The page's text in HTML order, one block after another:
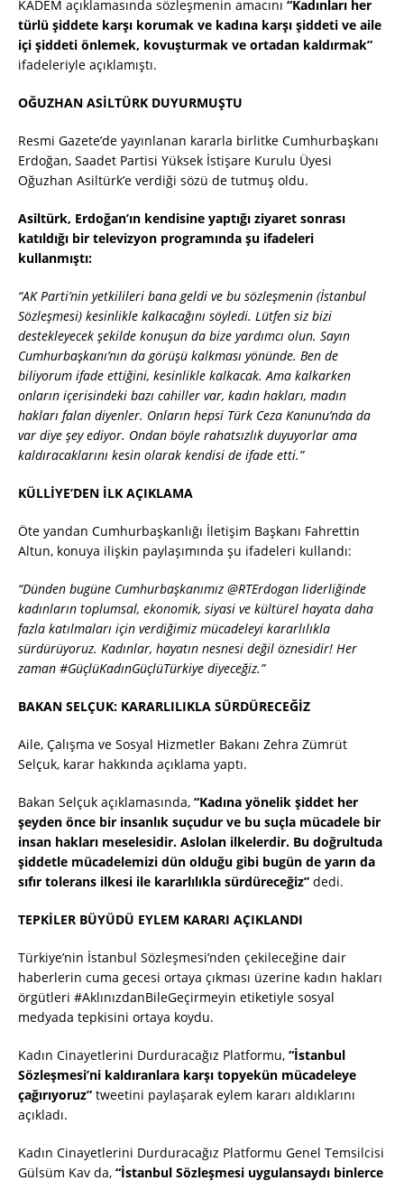
KADEM açıklamasında sözleşmenin amacını “Kadınları her
türlü şiddete karşı korumak ve kadına karşı şiddeti ve aile
içi şiddeti önlemek, kovuşturmak ve ortadan kaldırmak”
ifadeleriyle açıklamıştı.
OĞUZHAN ASİLTÜRK DUYURMUŞTU
Resmi Gazete’de yayınlanan kararla birlitke Cumhurbaşkanı
Erdoğan, Saadet Partisi Yüksek İstişare Kurulu Üyesi
Oğuzhan Asiltürk’e verdiği sözü de tutmuş oldu.
Asiltürk, Erdoğan’ın kendisine yaptığı ziyaret sonrası
katıldığı bir televizyon programında şu ifadeleri
kullanmıştı:
“AK Parti’nin yetkilileri bana geldi ve bu sözleşmenin (İstanbul
Sözleşmesi) kesinlikle kalkacağını söyledi. Lütfen siz bizi
destekleyecek şekilde konuşun da bize yardımcı olun. Sayın
Cumhurbaşkanı’nın da görüşü kalkması yönünde. Ben de
biliyorum ifade ettiğini, kesinlikle kalkacak. Ama kalkarken
onların içerisindeki bazı cahiller var, kadın hakları, madın
hakları falan diyenler. Onların hepsi Türk Ceza Kanunu’nda da
var diye şey ediyor. Ondan böyle rahatsızlık duyuyorlar ama
kaldıracaklarını kesin olarak kendisi de ifade etti.”
KÜLLİYE’DEN İLK AÇIKLAMA
Öte yandan Cumhurbaşkanlığı İletişim Başkanı Fahrettin
Altun, konuya ilişkin paylaşımında şu ifadeleri kullandı:
“Dünden bugüne Cumhurbaşkanımız @RTErdogan liderliğinde
kadınların toplumsal, ekonomik, siyasi ve kültürel hayata daha
fazla katılmaları için verdiğimiz mücadeleyi kararlılıkla
sürdürüyoruz. Kadınlar, hayatın nesnesi değil öznesidir! Her
zaman #GüçlüKadınGüçlüTürkiye diyeceğiz.”
BAKAN SELÇUK: KARARLILIKLA SÜRDÜRECEĞİZ
Aile, Çalışma ve Sosyal Hizmetler Bakanı Zehra Zümrüt
Selçuk, karar hakkında açıklama yaptı.
Bakan Selçuk açıklamasında, “Kadına yönelik şiddet her
şeyden önce bir insanlık suçudur ve bu suçla mücadele bir
insan hakları meselesidir. Aslolan ilkelerdir. Bu doğrultuda
şiddetle mücadelemizi dün olduğu gibi bugün de yarın da
sıfır tolerans ilkesi ile kararlılıkla sürdüreceğiz” dedi.
TEPKİLER BÜYÜDÜ EYLEM KARARI AÇIKLANDI
Türkiye’nin İstanbul Sözleşmesi’nden çekileceğine dair
haberlerin cuma gecesi ortaya çıkması üzerine kadın hakları
örgütleri #AklınızdanBileGeçirmeyin etiketiyle sosyal
medyada tepkisini ortaya koydu.
Kadın Cinayetlerini Durduracağız Platformu, “İstanbul
Sözleşmesi’ni kaldıranlara karşı topyekün mücadeleye
çağırıyoruz” tweetini paylaşarak eylem kararı aldıklarını
açıkladı.
Kadın Cinayetlerini Durduracağız Platformu Genel Temsilcisi
Gülsüm Kav da, “İstanbul Sözleşmesi uygulansaydı binlerce